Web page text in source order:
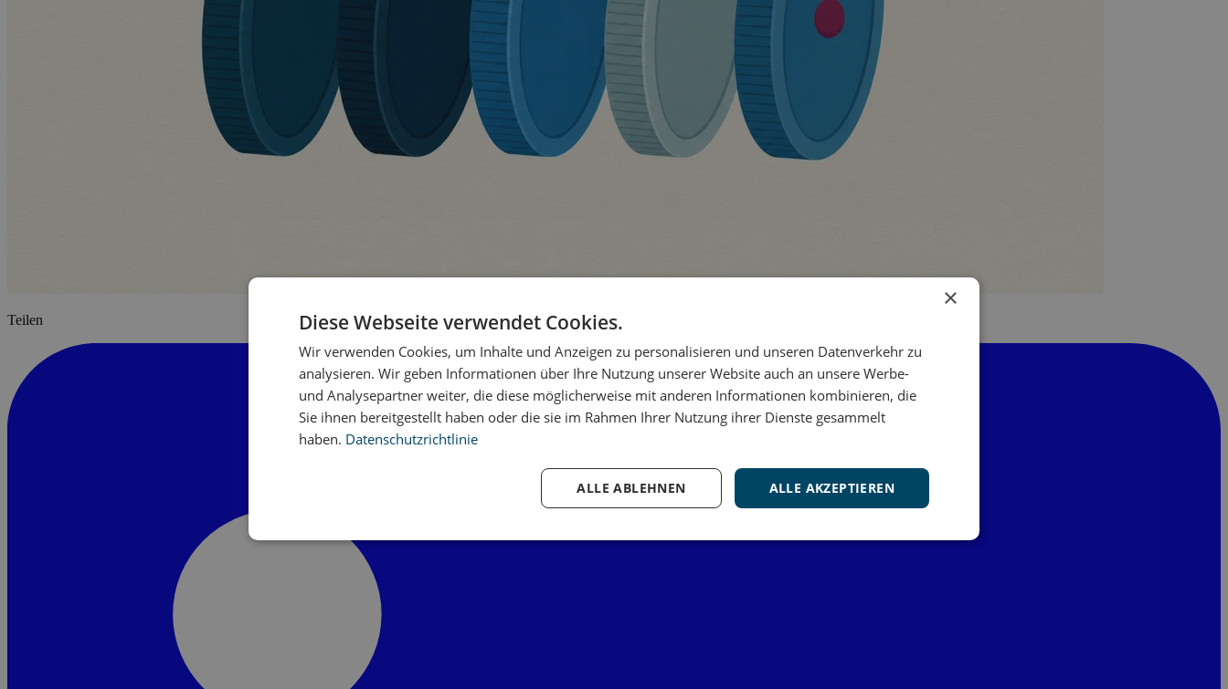
Teilen
×
Diese Webseite verwendet Cookies.
Wir verwenden Cookies, um Inhalte und Anzeigen zu personalisieren und unseren Datenverkehr zu
analysieren. Wir geben Informationen über Ihre Nutzung unserer Website auch an unsere Werbe-
und Analysepartner weiter, die diese möglicherweise mit anderen Informationen kombinieren, die
Sie ihnen bereitgestellt haben oder die sie im Rahmen Ihrer Nutzung ihrer Dienste gesammelt
haben. Datenschutzrichtlinie
ALLE AKZEPTIEREN
ALLE ABLEHNEN